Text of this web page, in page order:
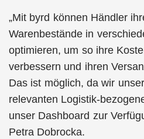
„Mit byrd können Händler
Warenbestände in
optimieren, um so ihre
verbessern und ihren
Das ist möglich, da wir
relevanten Logistik-
unser Dashboard zur
Petra Dobrocka.